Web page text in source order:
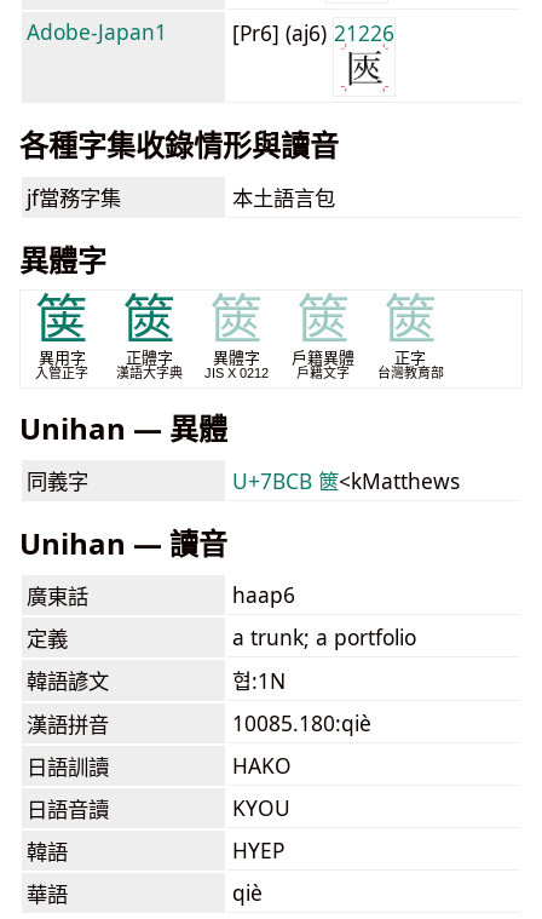
Adobe-Japan1 [Pr6] (aj6) 21226
各種字集收錄情形與讀音
jf當務字集 本土語言包
異體字
箧
異用字
入管正字
篋
正體字
漢語大字典
篋
異體字
JIS X 0212
篋
戶籍異體
戶籍文字
篋
正字
台灣教育部
Unihan — 異體
同義字 U+7BCB 篋<kMatthews
Unihan — 讀音
廣東話
haap6
定義
a trunk; a portfolio
韓語諺文
협:1N
漢語拼音
10085.180:qiè
日語訓讀
HAKO
日語音讀
KYOU
韓語
HYEP
華語
qiè